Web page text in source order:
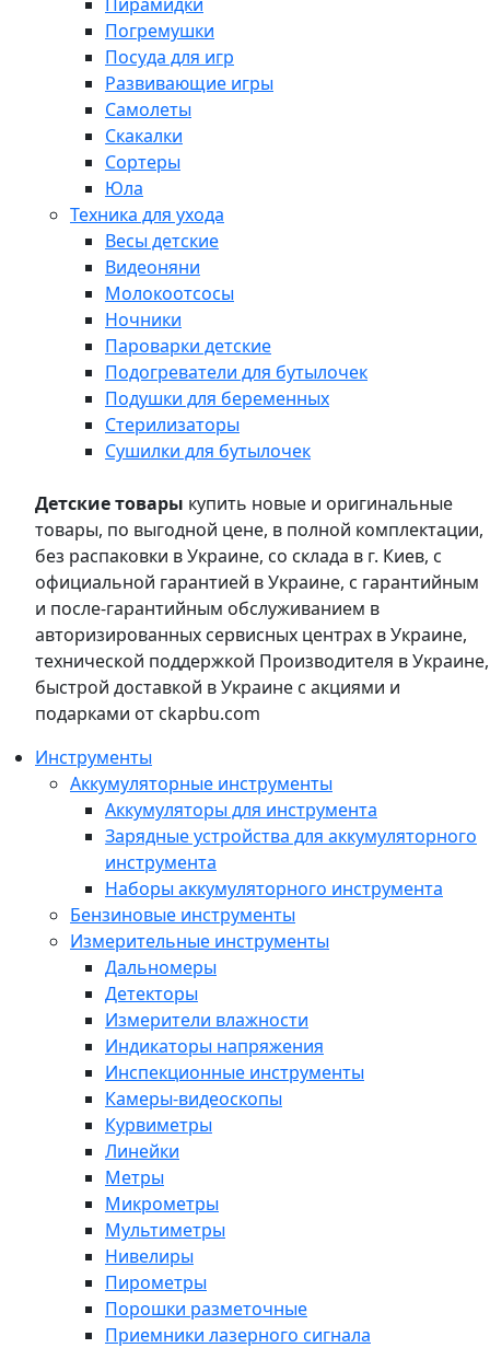
Погремушки
Посуда для игр
Развивающие игры
Самолеты
Скакалки
Сортеры
Юла
Техника для ухода
Весы детские
Видеоняни
Молокоотсосы
Ночники
Пароварки детские
Подогреватели для бутылочек
Подушки для беременных
Стерилизаторы
Сушилки для бутылочек
Детские товары купить новые и оригинальные
товары, по выгодной цене, в полной комплектации,
без распаковки в Украине, со склада в г. Киев, с
официальной гарантией в Украине, с гарантийным
и после-гарантийным обслуживанием в
авторизированных сервисных центрах в Украине,
технической поддержкой Производителя в Украине,
быстрой доставкой в Украине с акциями и
подарками от ckapbu.com
Инструменты
Аккумуляторные инструменты
Аккумуляторы для инструмента
Зарядные устройства для аккумуляторного
инструмента
Наборы аккумуляторного инструмента
Бензиновые инструменты
Измерительные инструменты
Дальномеры
Детекторы
Измерители влажности
Индикаторы напряжения
Инспекционные инструменты
Камеры-видеоскопы
Курвиметры
Линейки
Метры
Микрометры
Мультиметры
Нивелиры
Пирометры
Порошки разметочные
Приемники лазерного сигнала